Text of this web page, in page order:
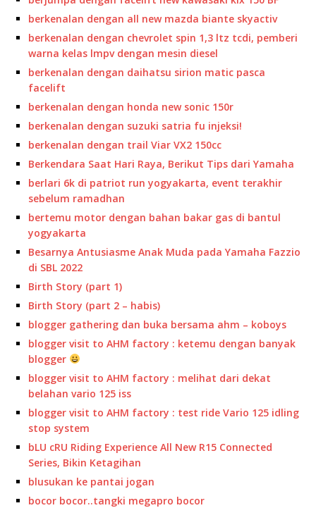
berkenalan dengan all new mazda biante skyactiv
berkenalan dengan chevrolet spin 1,3 ltz tcdi, pemberi
warna kelas lmpv dengan mesin diesel
berkenalan dengan daihatsu sirion matic pasca
facelift
berkenalan dengan honda new sonic 150r
berkenalan dengan suzuki satria fu injeksi!
berkenalan dengan trail Viar VX2 150cc
Berkendara Saat Hari Raya, Berikut Tips dari Yamaha
berlari 6k di patriot run yogyakarta, event terakhir
sebelum ramadhan
bertemu motor dengan bahan bakar gas di bantul
yogyakarta
Besarnya Antusiasme Anak Muda pada Yamaha Fazzio
di SBL 2022
Birth Story (part 1)
Birth Story (part 2 – habis)
blogger gathering dan buka bersama ahm – koboys
blogger visit to AHM factory : ketemu dengan banyak
blogger
blogger visit to AHM factory : melihat dari dekat
belahan vario 125 iss
blogger visit to AHM factory : test ride Vario 125 idling
stop system
bLU cRU Riding Experience All New R15 Connected
Series, Bikin Ketagihan
blusukan ke pantai jogan
bocor bocor..tangki megapro bocor